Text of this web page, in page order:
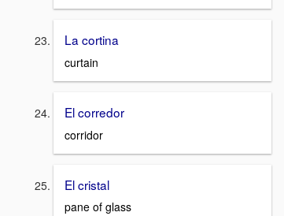
La cortina
curtain
El corredor
corridor
El cristal
pane of glass